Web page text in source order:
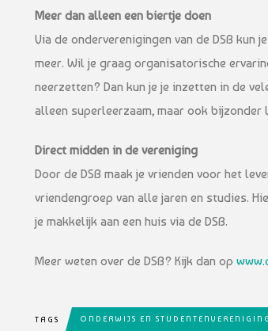
Meer dan alleen een biertje doen
Via de onderverenigingen van de DSB kun
meer. Wil je graag organisatorische
neerzetten? Dan kun je je inzetten in de
alleen superleerzaam, maar ook bijzonder
Direct midden in de vereniging
Door de DSB maak je vrienden voor het
vriendengroep van alle jaren en studies.
je makkelijk aan een huis via de DSB.
Meer weten over de DSB? Kijk dan op
TAGS ONDERWIJS EN